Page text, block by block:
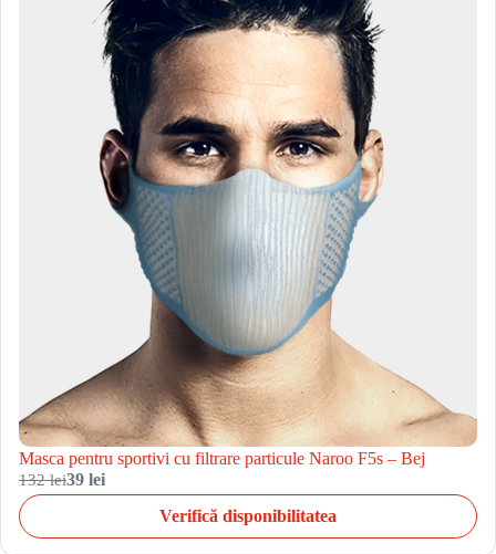
Masca pentru sportivi cu filtrare particule Naroo F5s – Bej
132 lei39 lei
Verifică disponibilitatea